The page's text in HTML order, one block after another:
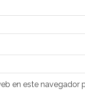
en este navegador